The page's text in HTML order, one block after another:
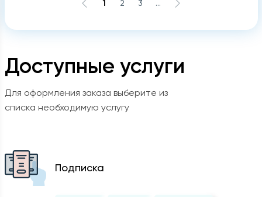
Доступные услуги
Для оформления заказа выберите из
списка необходимую услугу
Подписка
1 2 3 ...